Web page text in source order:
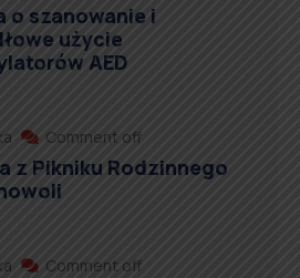
o szanowanie i
użycie
AED
Comment off
z Pikniku Rodzinnego
Comment off